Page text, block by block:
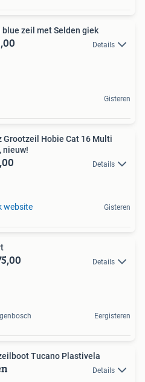
blue zeil met Selden giek
Details
Gisteren
Grootzeil Hobie Cat 16 Multi
nieuw!
Details
website Gisteren
Details
Eergisteren
Tucano Plastivela
Details